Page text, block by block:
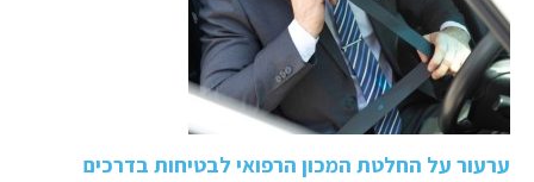
ערעור על החלטת המכון הרפואי לבטיחות בדרכים